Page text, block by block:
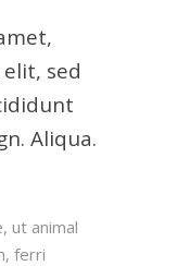
sed
Aliqua.
ut animal
ferri